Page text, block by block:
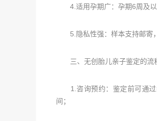
4.适用孕期广：孕期6周及以
5.隐私性强：样本支持邮寄，
三、无创胎儿亲子鉴定的流
1.咨询预约：鉴定前可通过
间；